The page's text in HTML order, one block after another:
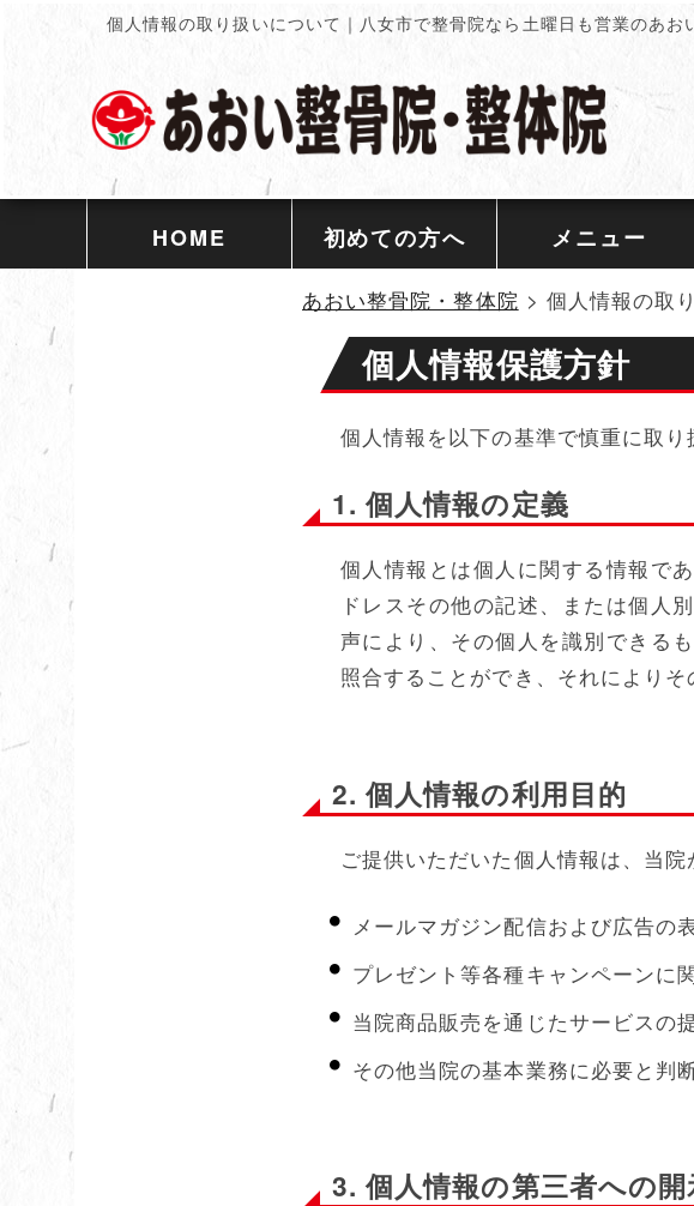
個人情報の取り扱いについて｜八女市で整骨院なら土曜日も営業のあお
HOME 初めての方へ メニュー
あおい整骨院・整体院 > 個人情報の取
個人情報保護方針
個人情報を以下の基準で慎重に取り
1. 個人情報の定義
個人情報とは個人に関する情報で
ドレスその他の記述、または個人
声により、その個人を識別できる
照合することができ、それにより
2. 個人情報の利用目的
ご提供いただいた個人情報は、当
メールマガジン配信および広告の
プレゼント等各種キャンペーンに
当院商品販売を通じたサービスの
その他当院の基本業務に必要と判
3. 個人情報の第三者への開